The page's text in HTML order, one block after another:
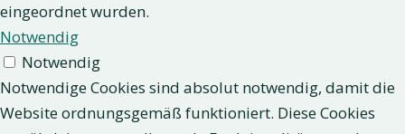
eingeordnet wurden.
Notwendig
Notwendig
Notwendige Cookies sind absolut notwendig, damit die
Website ordnungsgemäß funktioniert. Diese Cookies